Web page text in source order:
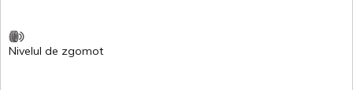
Nivelul de zgomot